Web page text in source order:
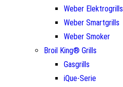
Weber Elektrogrills
Weber Smartgrills
Weber Smoker
Broil King® Grills
Gasgrills
iQue-Serie